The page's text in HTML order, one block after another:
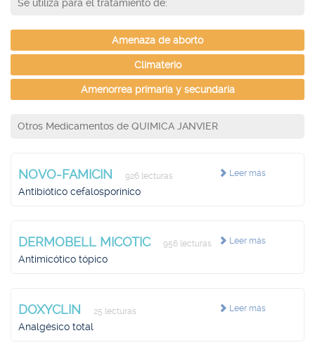
Se utiliza para el tratamiento de:
Amenaza de aborto
Climaterio
Amenorrea primaria y secundaria
Otros Medicamentos de QUIMICA JANVIER
Leer más
NOVO-FAMICIN 926 lecturas
Antibiótico cefalosporínico
Leer más
DERMOBELL MICOTIC 956 lecturas
Antimicótico tópico
Leer más
DOXYCLIN 25 lecturas
Analgésico total